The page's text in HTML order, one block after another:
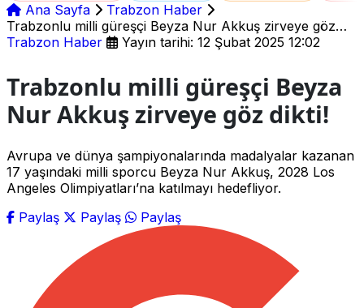
Ana Sayfa
Trabzon Haber
Trabzonlu milli güreşçi Beyza Nur Akkuş zirveye göz
dikti!
Trabzon Haber Yayın tarihi: 12 Şubat 2025 12:02
Trabzonlu milli güreşçi Beyza
Nur Akkuş zirveye göz dikti!
Avrupa ve dünya şampiyonalarında madalyalar kazanan
17 yaşındaki milli sporcu Beyza Nur Akkuş, 2028 Los
Angeles Olimpiyatları’na katılmayı hedefliyor.
Paylaş
Paylaş Paylaş